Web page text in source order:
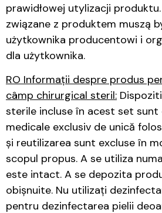
prawidłowej utylizacji
związane z produktem muszą
użytkownika producentowi i
dla użytkownika.
RO Informații despre produs
câmp chirurgical steril:
sterile incluse în acest set
medicale exclusiv de unică
și reutilizarea sunt excluse în
scopul propus. A se utiliza
este intact. A se depozita
obișnuite. Nu utilizați
pentru dezinfectarea pielii